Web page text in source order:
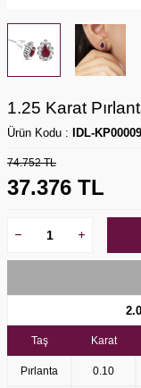
1.25 Karat
Ürün Kodu : IDL-
74.752TL
37.376 TL
Taş
Pırlanta
Karat
0.10